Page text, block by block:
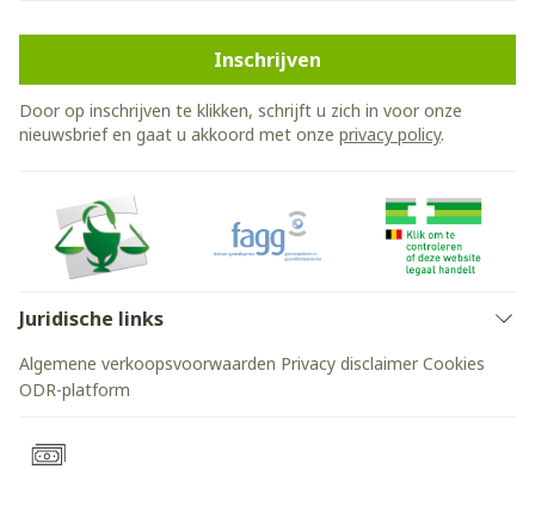
Inschrijven
Door op inschrijven te klikken, schrijft u zich in voor onze
nieuwsbrief en gaat u akkoord met onze privacy policy.
Juridische links
Algemene verkoopsvoorwaarden Privacy disclaimer Cookies
ODR-platform